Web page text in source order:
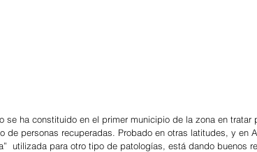
se ha constituido en el primer municipio de la zona en
de personas recuperadas. Probado en otras latitudes, y en
utilizada para otro tipo de patologías, está dando buenos